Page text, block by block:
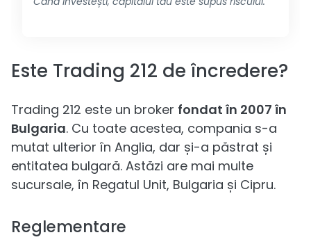
Este Trading 212 de încredere?
Trading 212 este un broker fondat în 2007 în
Bulgaria. Cu toate acestea, compania s-a
mutat ulterior în Anglia, dar și-a păstrat și
entitatea bulgară. Astăzi are mai multe
sucursale, în Regatul Unit, Bulgaria și Cipru.
Reglementare